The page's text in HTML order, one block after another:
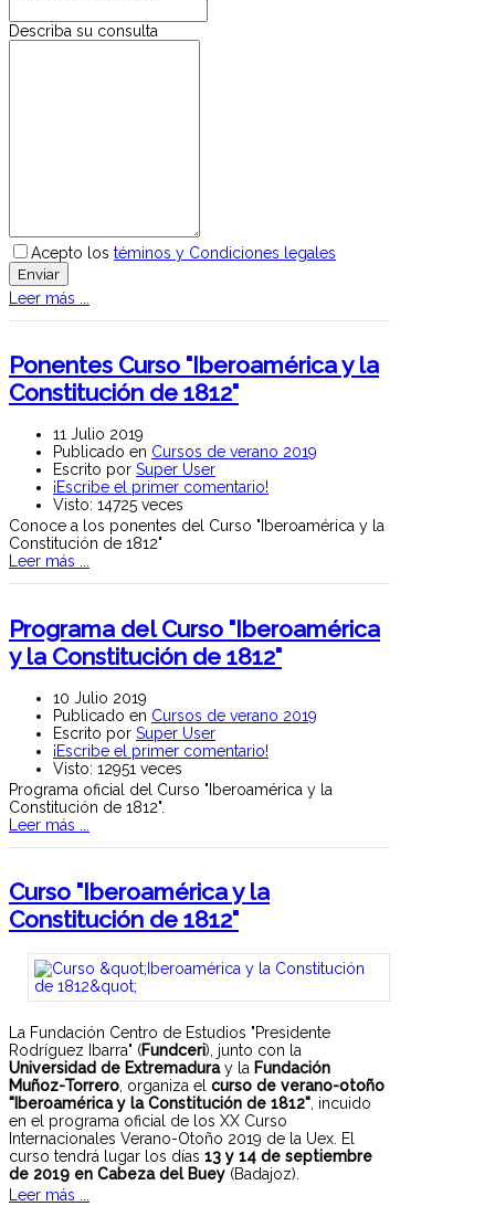
Describa su consulta
Acepto los téminos y Condiciones legales
Enviar
Leer más ...
Ponentes Curso "Iberoamérica y la
Constitución de 1812"
11 Julio 2019
Publicado en Cursos de verano 2019
Escrito por Super User
¡Escribe el primer comentario!
Visto: 14725 veces
Conoce a los ponentes del Curso "Iberoamérica y la
Constitución de 1812"
Leer más ...
Programa del Curso "Iberoamérica
y la Constitución de 1812"
10 Julio 2019
Publicado en Cursos de verano 2019
Escrito por Super User
¡Escribe el primer comentario!
Visto: 12951 veces
Programa oficial del Curso "Iberoamérica y la
Constitución de 1812".
Leer más ...
Curso "Iberoamérica y la
Constitución de 1812"
La Fundación Centro de Estudios "Presidente
Rodríguez Ibarra" (Fundceri), junto con la
Universidad de Extremaduray la Fundación
Muñoz-Torrero , organiza el curso de verano-otoño
"Iberoamérica y la Constitución de 1812" , incuido
en el programa oficial de los XX Curso
Internacionales Verano-Otoño 2019 de la Uex. El
curso tendrá lugar los días 13 y 14 de septiembre
de 2019 en Cabeza del Buey (Badajoz).
Leer más ...